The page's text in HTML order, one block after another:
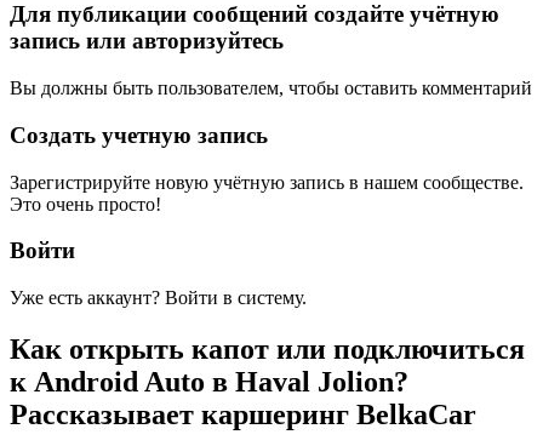
Для публикации сообщений создайте учётную
запись или авторизуйтесь
Вы должны быть пользователем, чтобы оставить комментарий
Создать учетную запись
Зарегистрируйте новую учётную запись в нашем сообществе.
Это очень просто!
Войти
Уже есть аккаунт? Войти в систему.
Как открыть капот или подключиться
к Android Auto в Haval Jolion?
Рассказывает каршеринг BelkaCar